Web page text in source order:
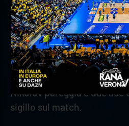
Mozic. Da posto 4 Yant
consente agli ospiti di
19). Verona tiene testa ai
trova il 22-22. Una battuta
mette in difficoltà la
contrattacco Mosca
Nikolov pareggia e due ace
sigillo sul match.